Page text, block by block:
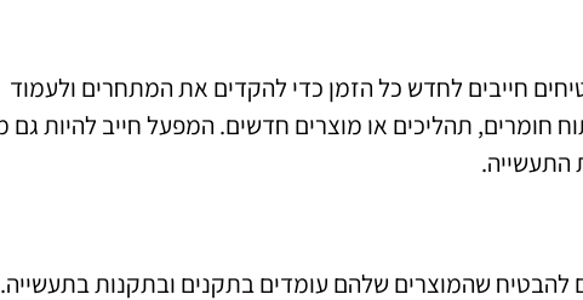
חייבים לחדש כל הזמן כדי להקדים את המתחרים ולעמוד
חומרים, תהליכים או מוצרים חדשים. המפעל חייב להיות גם
התעשייה.
להבטיח שהמוצרים שלהם עומדים בתקנים ובתקנות